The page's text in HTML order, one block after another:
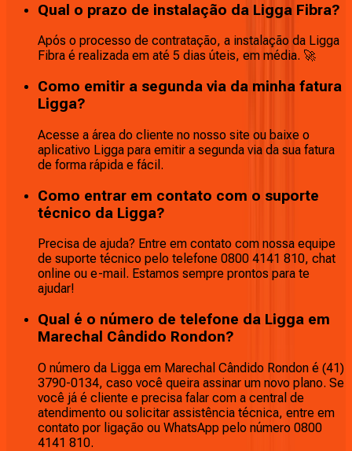
Qual o prazo de instalação da Ligga Fibra?
Após o processo de contratação, a instalação da Ligga
Fibra é realizada em até 5 dias úteis, em média. 🚀
Como emitir a segunda via da minha fatura
Ligga?
Acesse a área do cliente no nosso site ou baixe o
aplicativo Ligga para emitir a segunda via da sua fatura
de forma rápida e fácil.
Como entrar em contato com o suporte
técnico da Ligga?
Precisa de ajuda? Entre em contato com nossa equipe
de suporte técnico pelo telefone 0800 4141 810, chat
online ou e-mail. Estamos sempre prontos para te
ajudar!
Qual é o número de telefone da Ligga em
Marechal Cândido Rondon?
O número da Ligga em Marechal Cândido Rondon é (41)
3790-0134, caso você queira assinar um novo plano. Se
você já é cliente e precisa falar com a central de
atendimento ou solicitar assistência técnica, entre em
contato por ligação ou WhatsApp pelo número 0800
4141 810.